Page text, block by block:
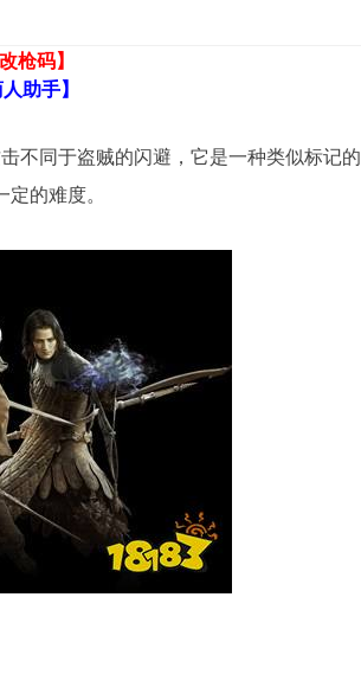
枪码】
助手】
不同于盗贼的闪避，它是一种类似标记的
的难度。